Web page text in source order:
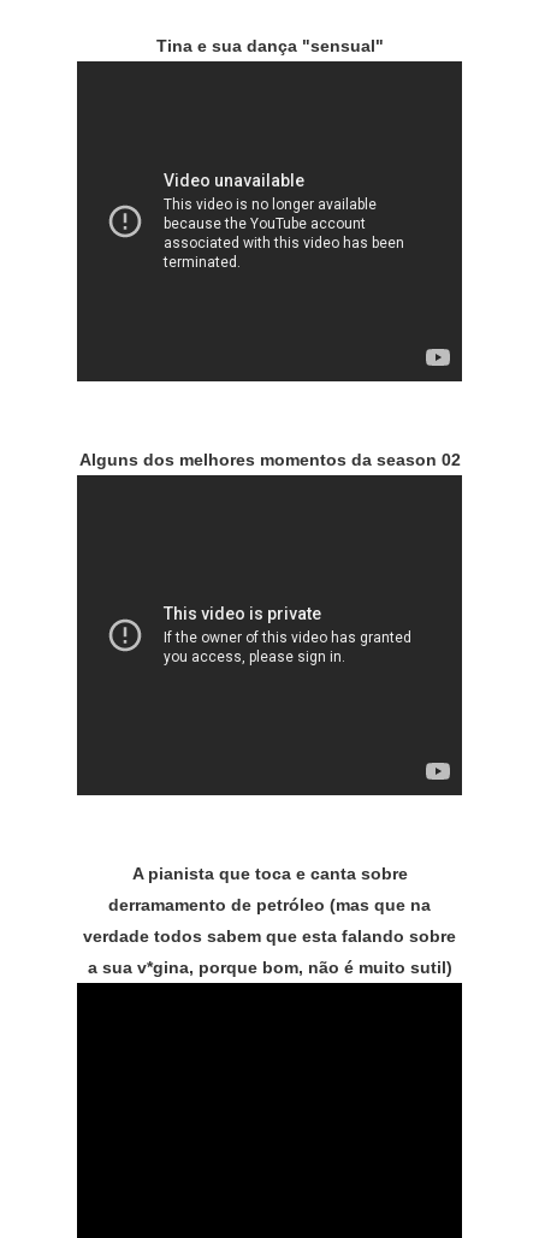
Tina e sua dança "sensual"
Alguns dos melhores momentos da season 02
A pianista que toca e canta sobre
derramamento de petróleo (mas que na
verdade todos sabem que esta falando sobre
a sua v*gina, porque bom, não é muito sutil)